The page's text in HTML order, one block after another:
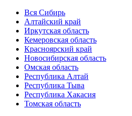
Вся Сибирь
Алтайский край
Иркутская область
Кемеровская область
Красноярский край
Новосибирская область
Омская область
Республика Алтай
Республика Тыва
Республика Хакасия
Томская область